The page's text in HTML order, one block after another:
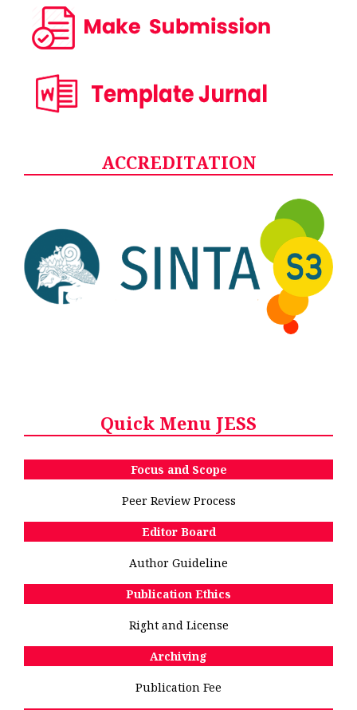
ACCREDITATION
Quick Menu JESS
Focus and Scope
Peer Review Process
Editor Board
Author Guideline
Publication Ethics
Right and License
Archiving
Publication Fee